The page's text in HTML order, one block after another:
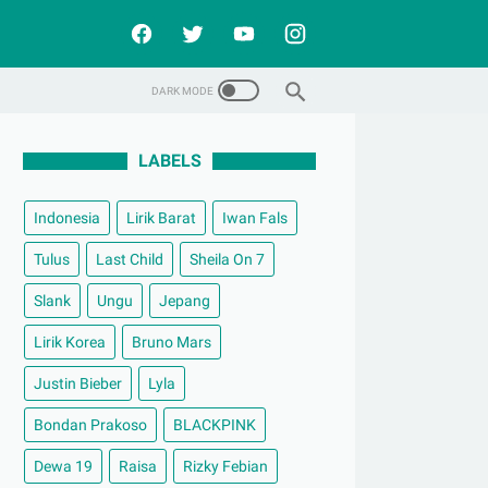
LABELS
Indonesia Lirik Barat Iwan Fals
Tulus Last Child Sheila On 7
Slank Ungu Jepang
Lirik Korea Bruno Mars
Justin Bieber Lyla
Bondan Prakoso BLACKPINK
Dewa 19 Raisa Rizky Febian